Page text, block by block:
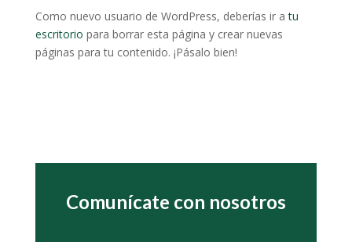
Como nuevo usuario de WordPress, deberías ir atu
escritorio para borrar esta página y crear nuevas
páginas para tu contenido. ¡Pásalo bien!
Comunícate con nosotros